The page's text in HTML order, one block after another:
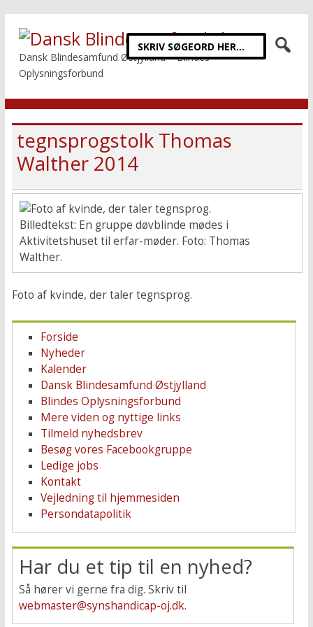
Dansk Blindesamfund Østjylland – Blindes
Oplysningsforbund
tegnsprogstolk Thomas
Walther 2014
Billedtekst: En gruppe døvblinde mødes i
Aktivitetshuset til erfar-møder. Foto: Thomas
Walther.
Foto af kvinde, der taler tegnsprog.
Forside
Nyheder
Kalender
Dansk Blindesamfund Østjylland
Blindes Oplysningsforbund
Mere viden og nyttige links
Tilmeld nyhedsbrev
Besøg vores Facebookgruppe
Ledige jobs
Kontakt
Vejledning til hjemmesiden
Persondatapolitik
Har du et tip til en nyhed?
Så hører vi gerne fra dig. Skriv til
webmaster@synshandicap-oj.dk.